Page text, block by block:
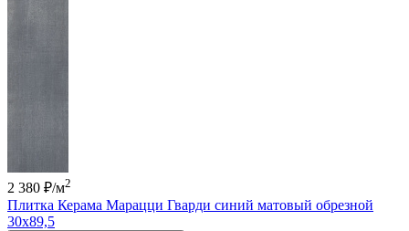
2 380 ₽/м2
Плитка Керама Марацци Гварди синий матовый обрезной
30x89,5